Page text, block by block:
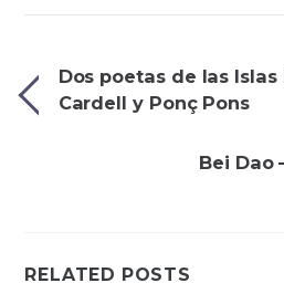
Dos poetas de las
Cardell y Ponç Pons
Bei Dao
RELATED POSTS